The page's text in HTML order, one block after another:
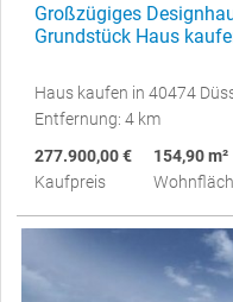
Großzügiges
Grundstück Haus
Haus kaufen in 40474
Entfernung: 4 km
277.900,00 €
Kaufpreis
154,90 m²